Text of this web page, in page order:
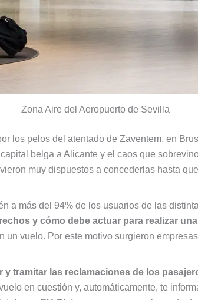
Zona Aire del Aeropuerto de Sevilla
los pelos del atentado de Zaventem, en
belga a Alicante y el caos que
muy dispuestos a concederlas hasta
a más del 94% de los usuarios de las
y cómo debe actuar para realizar
vuelo. Por este motivo surgieron
y tramitar las reclamaciones de los
en cuestión y, automáticamente, te